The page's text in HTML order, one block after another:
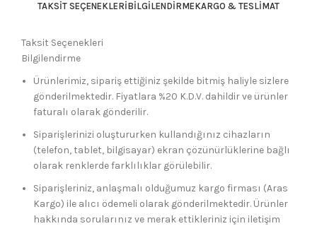
TAKSIT SEÇENEKLERIBILGILENDIRMEKARGO & TESLIMAT
Taksit Seçenekleri
Bilgilendirme
Ürünlerimiz, sipariş ettiğiniz şekilde bitmiş haliyle sizlere
gönderilmektedir. Fiyatlara %20 K.D.V. dahildir ve ürünler
faturalı olarak gönderilir.
Siparişlerinizi oluştururken kullandığınız cihazların
(telefon, tablet, bilgisayar) ekran çözünürlüklerine bağlı
olarak renklerde farklılıklar görülebilir.
Siparişleriniz, anlaşmalı olduğumuz kargo firması (Aras
Kargo) ile alıcı ödemeli olarak gönderilmektedir. Ürünler
hakkında sorularınız ve merak ettikleriniz için iletişim